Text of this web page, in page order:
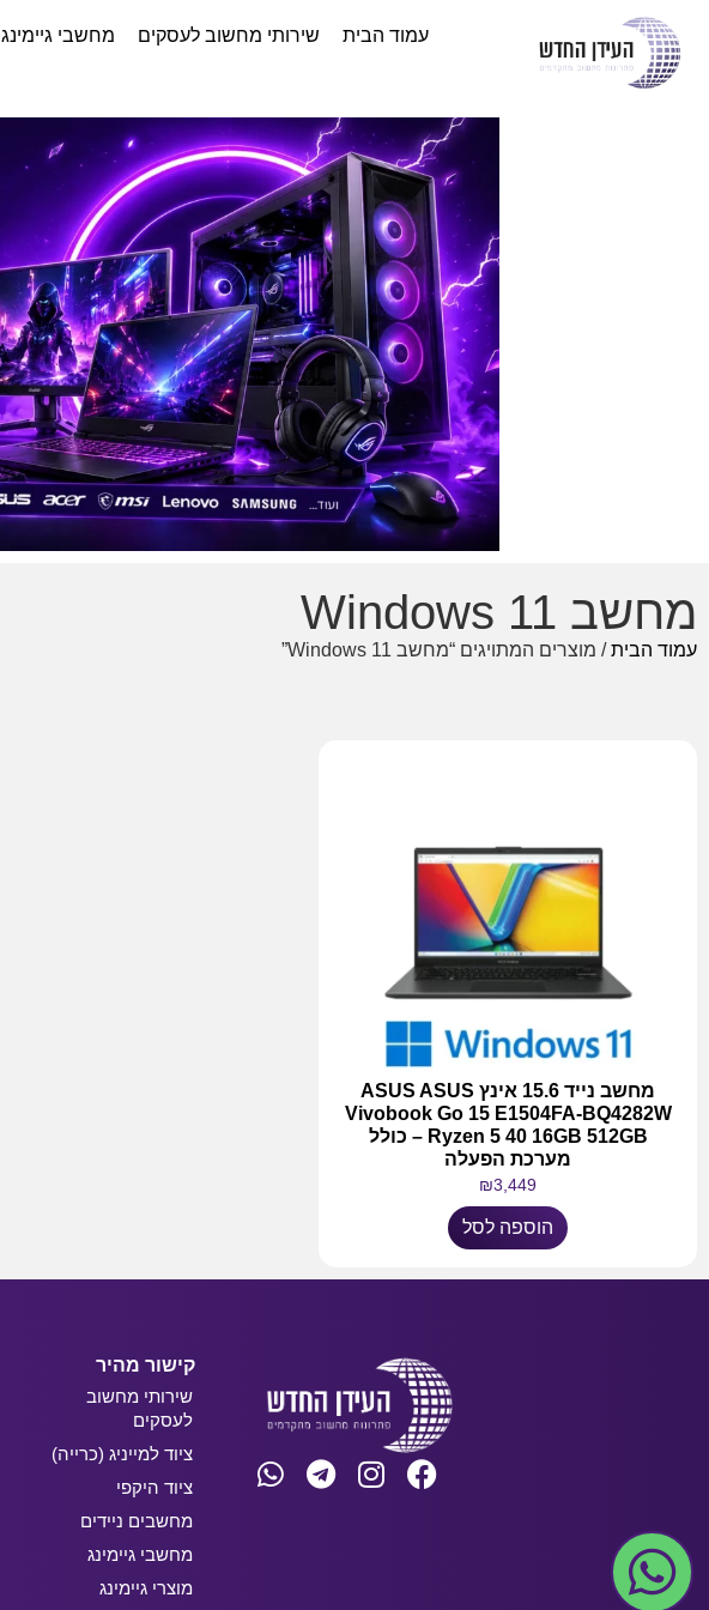
עמוד הבית שירותי מחשוב לעסקים מחשבי גיימינג
מחשב Windows 11
עמוד הבית/ מוצרים המתויגים “מחשב Windows 11”
מחשב נייד 15.6 אינץ ASUS ASUS
Vivobook Go 15 E1504FA-BQ4282W
Ryzen 5 40 16GB 512GB – כולל
מערכת הפעלה
₪3,449
הוספה לסל
קישור מהיר
שירותי מחשוב
לעסקים
ציוד למייניג (כרייה)
ציוד היקפי
מחשבים ניידים
מחשבי גיימינג
מוצרי גיימינג